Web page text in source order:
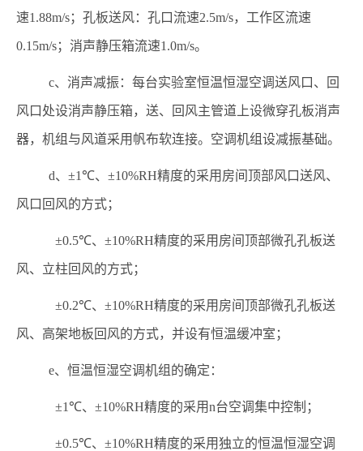
速1.88m/s；孔板送风：孔口流速2.5m/s，工作区流速
0.15m/s；消声静压箱流速1.0m/s。
c、消声减振：每台实验室恒温恒湿空调送风口、回
风口处设消声静压箱，送、回风主管道上设微穿孔板消声
器，机组与风道采用帆布软连接。空调机组设减振基础。
d、 ±1℃、 ±10%RH精度的采用房间顶部风口送风、
风口回风的方式；
±0.5℃、 ±10%RH精度的采用房间顶部微孔孔板送
风、立柱回风的方式；
±0.2℃、 ±10%RH精度的采用房间顶部微孔孔板送
风、高架地板回风的方式，并设有恒温缓冲室；
e、恒温恒湿空调机组的确定：
±1℃、 ±10%RH精度的采用n台空调集中控制；
±0.5℃、 ±10%RH精度的采用独立的恒温恒湿空调